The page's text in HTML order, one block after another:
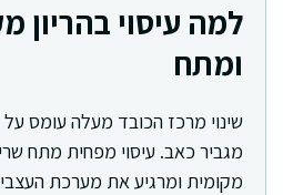
למה עיסוי בהריון
ומתח
שינוי מרכז הכובד מעלה עומס על
מגביר כאב. עיסוי מפחית מתח
מקומית ומרגיע את מערכת